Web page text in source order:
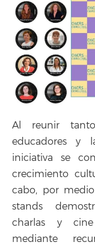
Al reunir tanto
educadores y
iniciativa se
crecimiento
cabo, por
stands
charlas y cine
mediante